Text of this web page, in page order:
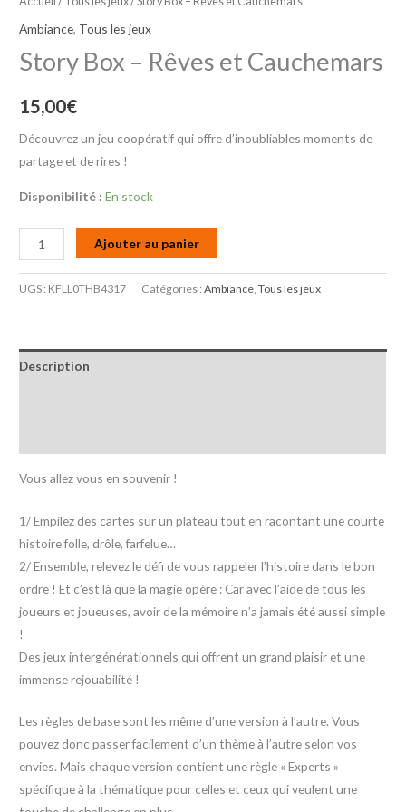
Ambiance, Tous les jeux
Story Box – Rêves et Cauchemars
15,00€
Découvrez un jeu coopératif qui offre d’inoubliables moments de
partage et de rires !
Disponibilité : En stock
Ajouter au panier
UGS : KFLL0THB4317 Catégories :Ambiance,Tous les jeux
Description
Vous allez vous en souvenir !
1/ Empilez des cartes sur un plateau tout en racontant une courte
histoire folle, drôle, farfelue…
2/ Ensemble, relevez le défi de vous rappeler l’histoire dans le bon
ordre ! Et c’est là que la magie opère : Car avec l’aide de tous les
joueurs et joueuses, avoir de la mémoire n’a jamais été aussi simple
!
Des jeux intergénérationnels qui offrent un grand plaisir et une
immense rejouabilité !
Les règles de base sont les même d’une version à l’autre. Vous
pouvez donc passer facilement d’un thème à l’autre selon vos
envies. Mais chaque version contient une règle « Experts »
spécifique à la thématique pour celles et ceux qui veulent une